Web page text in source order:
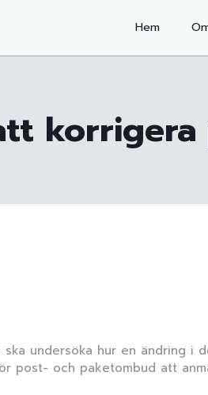
Hem
undersöka hur en ändring
post- och paketombud att